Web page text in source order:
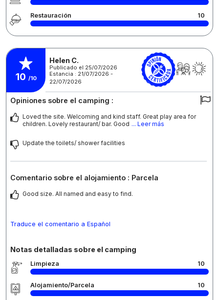
Restauración 10
10 /10
Helen C.
Publicado el 25/07/2026
Estancia : 21/07/2026 -
22/07/2026
Opiniones sobre el camping :
Loved the site. Welcoming and kind staff. Great play area for
children. Lovely restaurant/ bar. Good ... Leer más
Update the toilets/ shower facilities
Comentario sobre el alojamiento : Parcela
Good size. All named and easy to find.
Traduce el comentario a Español
Notas detalladas sobre el camping
Limpieza 10
Alojamiento/Parcela 10